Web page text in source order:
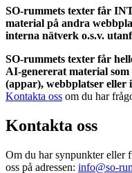
SO-rummets texter får
material på andra
interna nätverk o.s.v.
SO-rummets texter får
AI-genererat material
(appar), webbplatser
Kontakta oss om du har
Kontakta oss
Om du har synpunkter eller
oss på adressen: info@so-